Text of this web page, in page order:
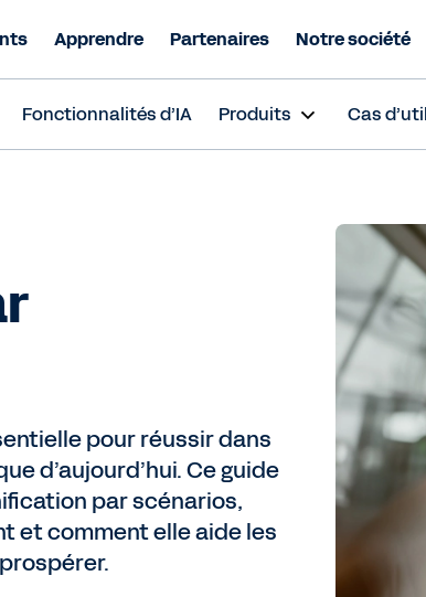
Apprendre Partenaires Notre société
Fonctionnalités d’IA Produits Cas
pour réussir dans
d’aujourd’hui. Ce guide
par scénarios,
et comment elle aide les